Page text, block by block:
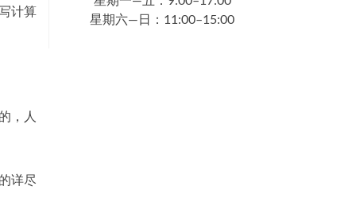
计算
，人
详尽
星期六—日：11:00–15:00